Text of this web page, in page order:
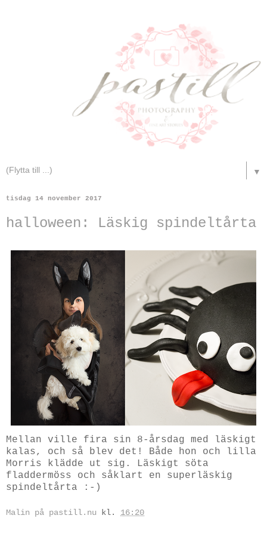
▼
tisdag 14 november 2017
halloween: Läskig spindeltårta
Mellan ville fira sin 8-årsdag med läskigt
kalas, och så blev det! Både hon och lilla
Morris klädde ut sig. Läskigt söta
fladdermöss och såklart en superläskig
spindeltårta :-)
Malin på pastill.nu kl. 16:20